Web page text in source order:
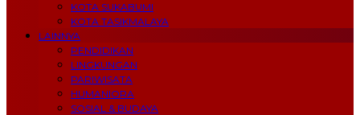
KOTA SUKABUMI
KOTA TASIKMALAYA
LAINNYA
PENDIDIKAN
LINGKUNGAN
PARIWISATA
HUMANIORA
SOSIAL & BUDAYA